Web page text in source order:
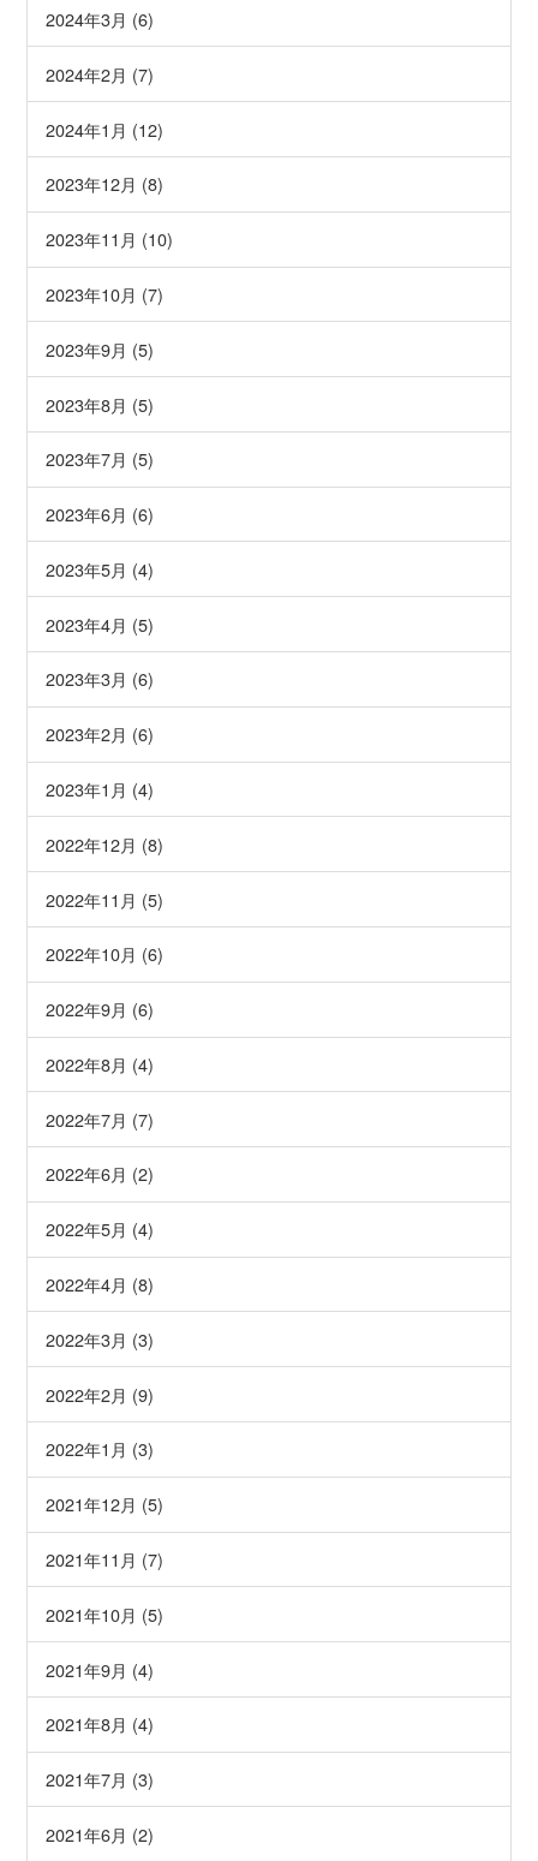
2024年3月 (6)
2024年2月 (7)
2024年1月 (12)
2023年12月 (8)
2023年11月 (10)
2023年10月 (7)
2023年9月 (5)
2023年8月 (5)
2023年7月 (5)
2023年6月 (6)
2023年5月 (4)
2023年4月 (5)
2023年3月 (6)
2023年2月 (6)
2023年1月 (4)
2022年12月 (8)
2022年11月 (5)
2022年10月 (6)
2022年9月 (6)
2022年8月 (4)
2022年7月 (7)
2022年6月 (2)
2022年5月 (4)
2022年4月 (8)
2022年3月 (3)
2022年2月 (9)
2022年1月 (3)
2021年12月 (5)
2021年11月 (7)
2021年10月 (5)
2021年9月 (4)
2021年8月 (4)
2021年7月 (3)
2021年6月 (2)